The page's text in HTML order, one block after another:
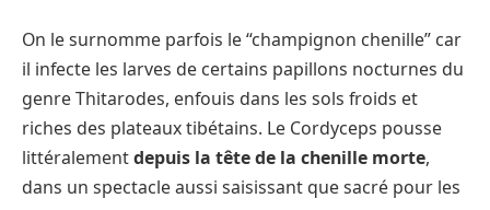
On le surnomme parfois le “champignon chenille” car
il infecte les larves de certains papillons nocturnes du
genre Thitarodes, enfouis dans les sols froids et
riches des plateaux tibétains. Le Cordyceps pousse
littéralementdepuis la tête de la chenille morte,
dans un spectacle aussi saisissant que sacré pour les